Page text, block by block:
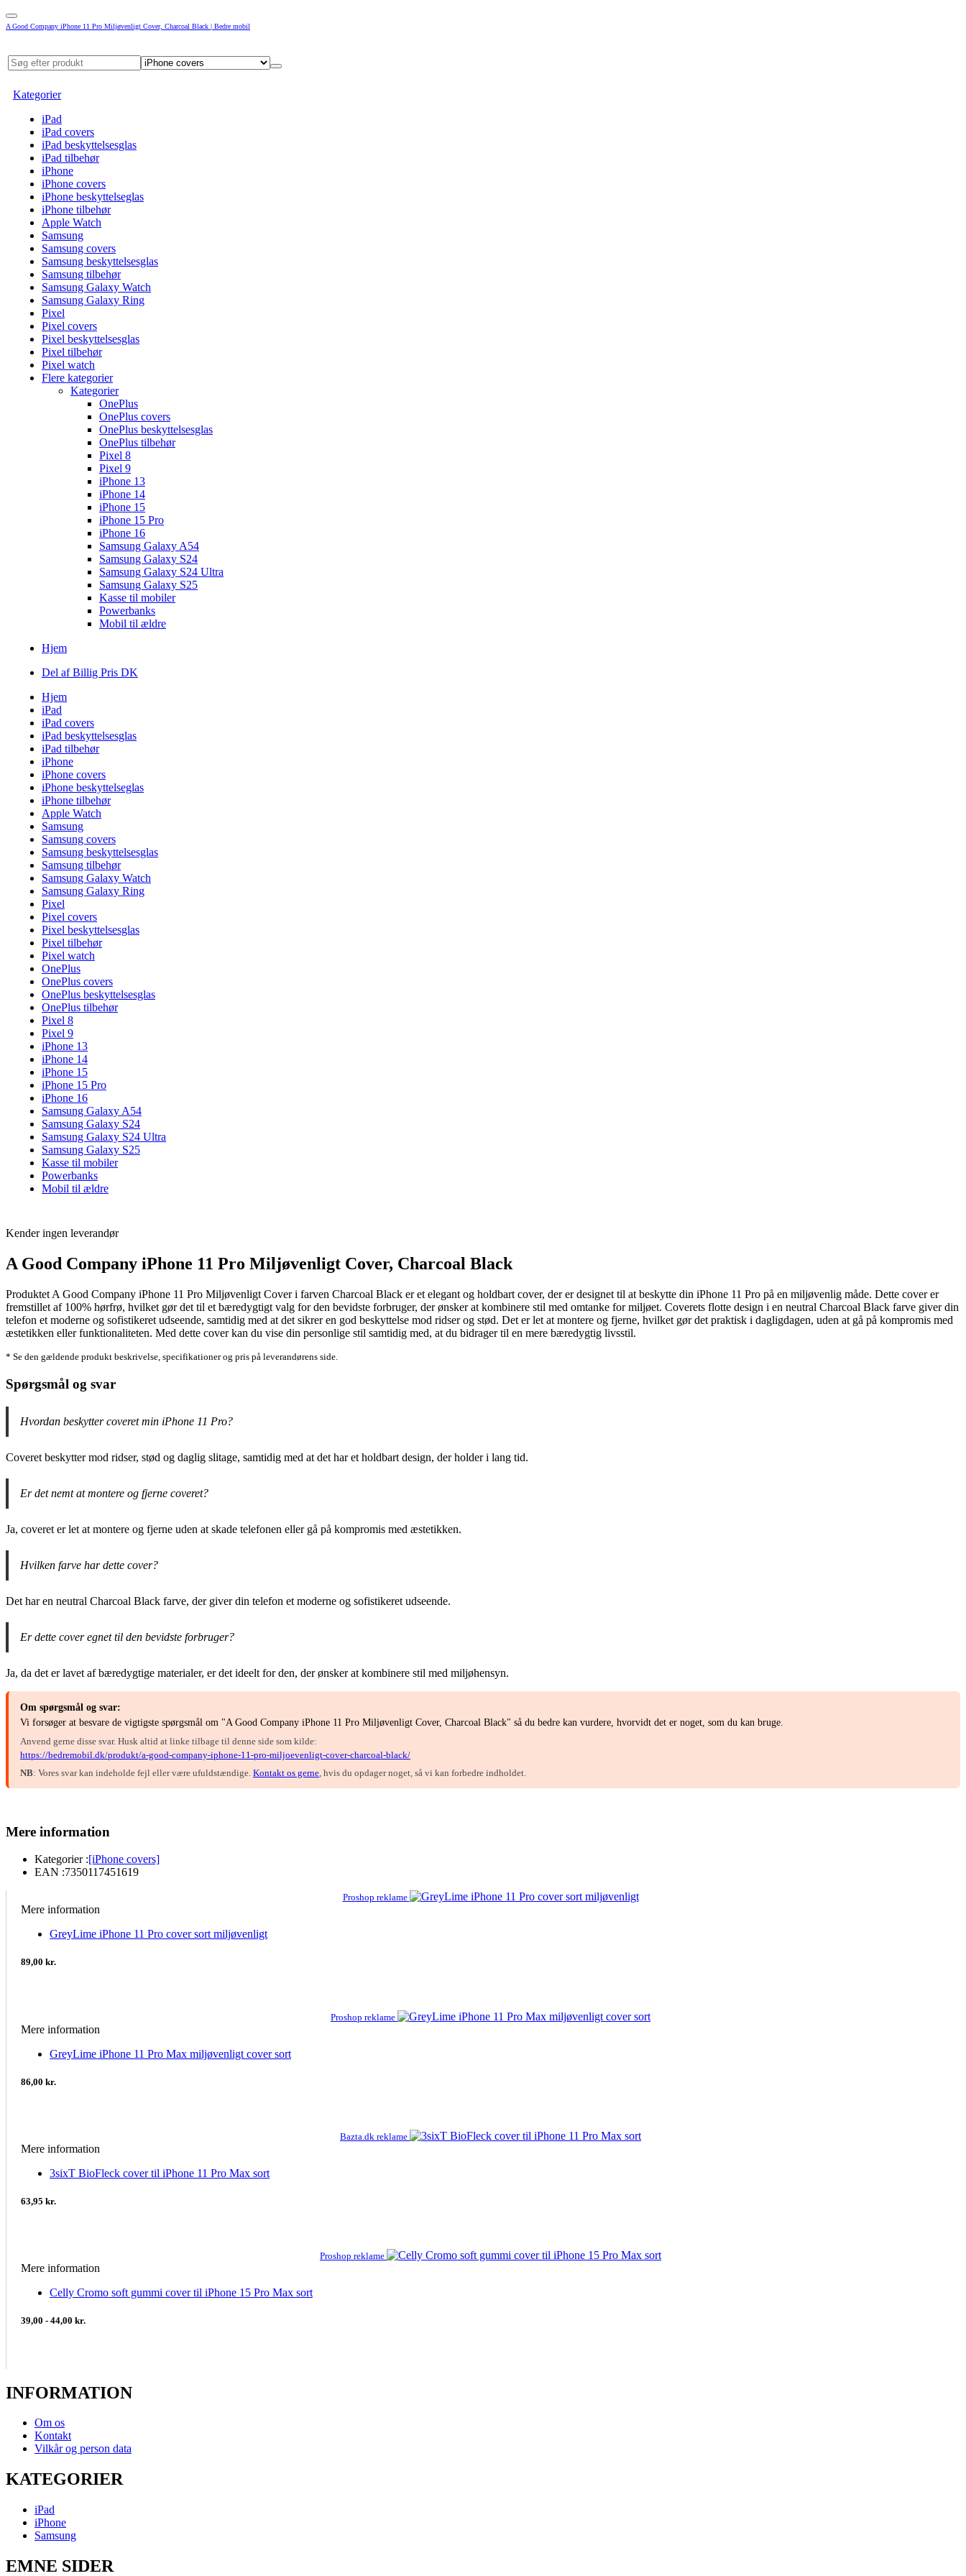
A Good Company iPhone 11 Pro Miljøvenligt Cover, Charcoal Black | Bedre mobil
Kategorier
iPad
iPad covers
iPad beskyttelsesglas
iPad tilbehør
iPhone
iPhone covers
iPhone beskyttelseglas
iPhone tilbehør
Apple Watch
Samsung
Samsung covers
Samsung beskyttelsesglas
Samsung tilbehør
Samsung Galaxy Watch
Samsung Galaxy Ring
Pixel
Pixel covers
Pixel beskyttelsesglas
Pixel tilbehør
Pixel watch
Flere kategorier
Kategorier
OnePlus
OnePlus covers
OnePlus beskyttelsesglas
OnePlus tilbehør
Pixel 8
Pixel 9
iPhone 13
iPhone 14
iPhone 15
iPhone 15 Pro
iPhone 16
Samsung Galaxy A54
Samsung Galaxy S24
Samsung Galaxy S24 Ultra
Samsung Galaxy S25
Kasse til mobiler
Powerbanks
Mobil til ældre
Hjem
Del af Billig Pris DK
Hjem
iPad
iPad covers
iPad beskyttelsesglas
iPad tilbehør
iPhone
iPhone covers
iPhone beskyttelseglas
iPhone tilbehør
Apple Watch
Samsung
Samsung covers
Samsung beskyttelsesglas
Samsung tilbehør
Samsung Galaxy Watch
Samsung Galaxy Ring
Pixel
Pixel covers
Pixel beskyttelsesglas
Pixel tilbehør
Pixel watch
OnePlus
OnePlus covers
OnePlus beskyttelsesglas
OnePlus tilbehør
Pixel 8
Pixel 9
iPhone 13
iPhone 14
iPhone 15
iPhone 15 Pro
iPhone 16
Samsung Galaxy A54
Samsung Galaxy S24
Samsung Galaxy S24 Ultra
Samsung Galaxy S25
Kasse til mobiler
Powerbanks
Mobil til ældre
Kender ingen leverandør
A Good Company iPhone 11 Pro Miljøvenligt Cover, Charcoal Black
Produktet A Good Company iPhone 11 Pro Miljøvenligt Cover i farven Charcoal Black er et elegant og holdbart cover, der er designet til at beskytte din iPhone 11 Pro på en miljøvenlig måde. Dette cover er
fremstillet af 100% hørfrø, hvilket gør det til et bæredygtigt valg for den bevidste forbruger, der ønsker at kombinere stil med omtanke for miljøet. Coverets flotte design i en neutral Charcoal Black farve giver din
telefon et moderne og sofistikeret udseende, samtidig med at det sikrer en god beskyttelse mod ridser og stød. Det er let at montere og fjerne, hvilket gør det praktisk i dagligdagen, uden at gå på kompromis med
æstetikken eller funktionaliteten. Med dette cover kan du vise din personlige stil samtidig med, at du bidrager til en mere bæredygtig livsstil.
* Se den gældende produkt beskrivelse, specifikationer og pris på leverandørens side.
Spørgsmål og svar
Hvordan beskytter coveret min iPhone 11 Pro?
Coveret beskytter mod ridser, stød og daglig slitage, samtidig med at det har et holdbart design, der holder i lang tid.
Er det nemt at montere og fjerne coveret?
Ja, coveret er let at montere og fjerne uden at skade telefonen eller gå på kompromis med æstetikken.
Hvilken farve har dette cover?
Det har en neutral Charcoal Black farve, der giver din telefon et moderne og sofistikeret udseende.
Er dette cover egnet til den bevidste forbruger?
Ja, da det er lavet af bæredygtige materialer, er det ideelt for den, der ønsker at kombinere stil med miljøhensyn.
Om spørgsmål og svar:
Vi forsøger at besvare de vigtigste spørgsmål om "A Good Company iPhone 11 Pro Miljøvenligt Cover, Charcoal Black" så du bedre kan vurdere, hvorvidt det er noget, som du kan bruge.
Anvend gerne disse svar. Husk altid at linke tilbage til denne side som kilde:
https://bedremobil.dk/produkt/a-good-company-iphone-11-pro-miljoevenligt-cover-charcoal-black/
NB: Vores svar kan indeholde fejl eller være ufuldstændige. Kontakt os gerne , hvis du opdager noget, så vi kan forbedre indholdet.
Mere information
Kategorier :[iPhone covers]
EAN :7350117451619
Proshop reklame
Mere information
GreyLime iPhone 11 Pro cover sort miljøvenligt
89,00 kr.
Proshop reklame
Mere information
GreyLime iPhone 11 Pro Max miljøvenligt cover sort
86,00 kr.
Bazta.dk reklame
Mere information
3sixT BioFleck cover til iPhone 11 Pro Max sort
63,95 kr.
Proshop reklame
Mere information
Celly Cromo soft gummi cover til iPhone 15 Pro Max sort
39,00 - 44,00 kr.
INFORMATION
Om os
Kontakt
Vilkår og person data
KATEGORIER
iPad
iPhone
Samsung
EMNE SIDER